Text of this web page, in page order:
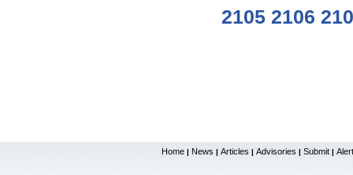
2105 2106
Home | News | Articles | Advisories | Submit |